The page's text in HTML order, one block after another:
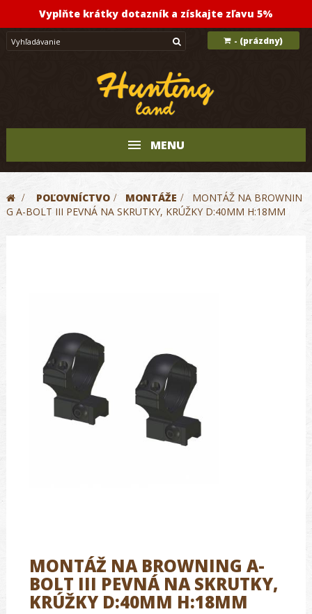
Vyplňte krátky dotazník a získajte zľavu 5%
- (prázdny)
MENU
> POĽOVNÍCTVO > MONTÁŽE >
MONTÁŽ NA BROWNIN
G A-BOLT III PEVNÁ NA SKRUTKY, KRÚŽKY D:40MM H:18MM
MONTÁŽ NA BROWNING A-
BOLT III PEVNÁ NA SKRUTKY,
KRÚŽKY D:40MM H:18MM